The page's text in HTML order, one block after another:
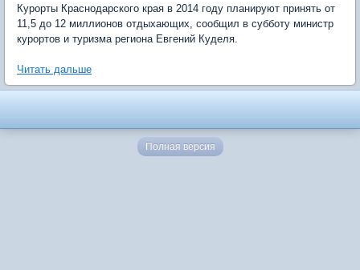
Курорты Краснодарского края в 2014 году планируют принять от
11,5 до 12 миллионов отдыхающих, сообщил в субботу министр
курортов и туризма региона Евгений Куделя.
Читать дальше
Полная версия